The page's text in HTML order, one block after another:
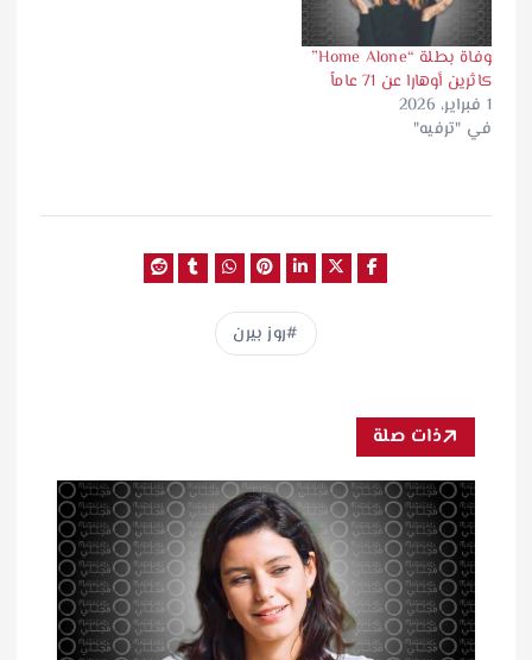
وفاة بطلة “Home Alone”
كاثرين أوهارا عن 71 عاماً
1 فبراير، 2026
في "ترفيه"
روز بيرن
ذات صلة